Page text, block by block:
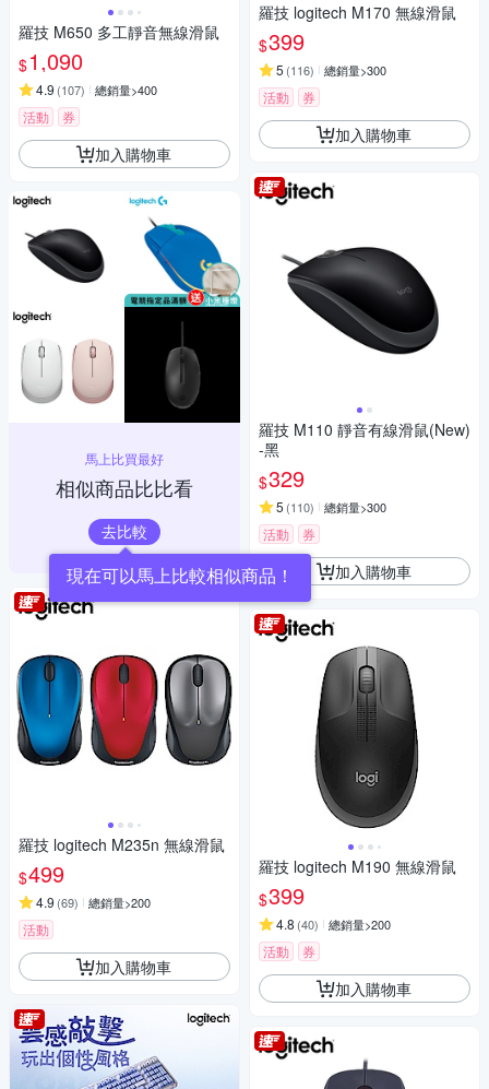
羅技 M650 多工靜音無線滑鼠
$1,090
4.9 (107) 總銷量>400
活動 券
加入購物車
馬上比買最好
相似商品比比看
去比較
現在可以馬上比較相似商品！
羅技 logitech M235n 無線滑鼠
$499
4.9 (69) 總銷量>200
活動
加入購物車
羅技 logitech M170 無線滑鼠
$399
5 (116) 總銷量>300
活動 券
加入購物車
羅技 M110 靜音有線滑鼠(New)
-黑
$329
5 (110) 總銷量>300
活動 券
加入購物車
羅技 logitech M190 無線滑鼠
$399
4.8 (40) 總銷量>200
活動 券
加入購物車